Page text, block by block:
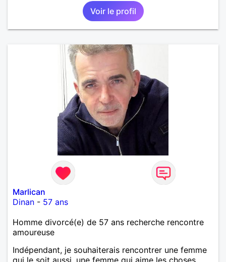
Voir le profil
Marlican
Dinan - 57 ans
Homme divorcé(e) de 57 ans recherche rencontre
amoureuse
Indépendant, je souhaiterais rencontrer une femme
qui le soit aussi, une femme qui aime les choses